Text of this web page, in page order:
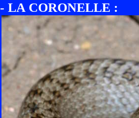
- LA CORONELLE :